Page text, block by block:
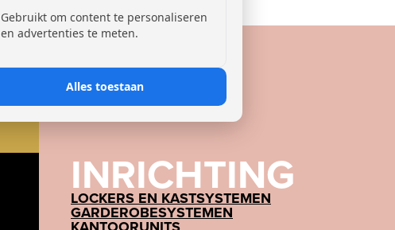
INRICHTING
LOCKERS EN KASTSYSTEMEN
GARDEROBESYSTEMEN
Gebruikt om content te personaliseren
en advertenties te meten.
Alles toestaan